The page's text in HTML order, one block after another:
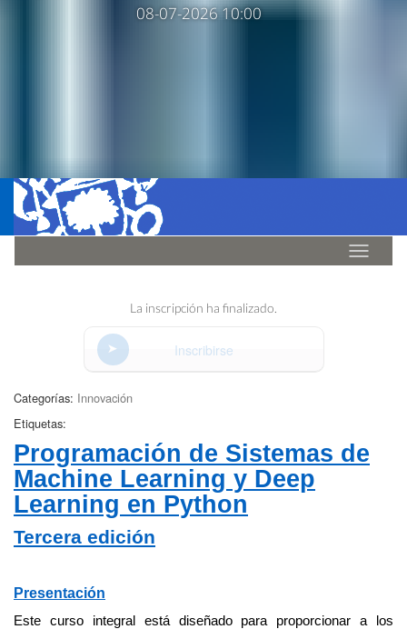
08-07-2026 10:00
Idioma
La inscripción ha finalizado.
Inscribirse
Categorías: Innovación
Etiquetas:
Programación de Sistemas de
Machine Learning y Deep
Learning en Python
Tercera edición
Presentación
Este curso integral está diseñado para proporcionar a los